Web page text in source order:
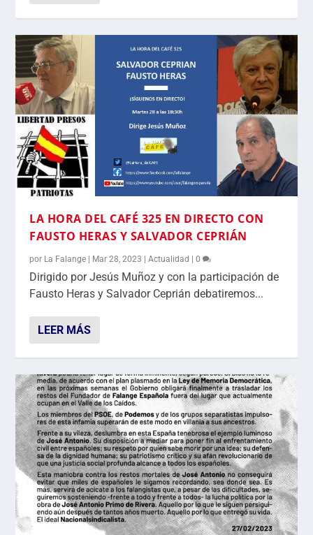
LA HORA DEL CAFÉ 325 EN DIRECTO CON
FAUSTO HERAS Y SALVADOR CEPRIÁN
por La Falange Mar 28, 2023 |Actualidad |0
Dirigido por Jesús Muñoz y con la participación de
Fausto Heras y Salvador Ceprián debatiremos...
LEER MÁS